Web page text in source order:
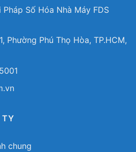
Số Hóa Nhà Máy FDS
Phường Phú Thọ Hòa, TP.HCM,
TY
chung